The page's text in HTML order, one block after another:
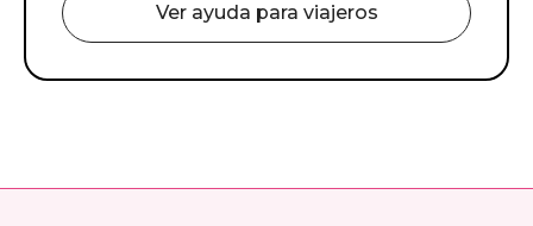
Ver ayuda para viajeros